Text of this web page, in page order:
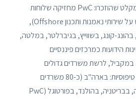
משרדים בכל מדינות המקלט שהוזכרו: PwC מחזיקה שלוחות
באיי קיימן וBVI (עם דגש על שירותי נאמנות ותכנון Offshore),
קונג, בשווייץ, בגיברלטר, במלטה,
הידועות כמרכזים פיננסיים
במקביל, לרשת משרדים גדולים
במדינות היעד הישראלי טיפוסיות: בארה"ב (כ-80 משרדים
בארה"ב לבדה), בקנדה, בבריטניה, בהולנד, בפורטוגל (PwC